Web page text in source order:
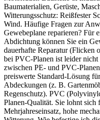
Baumaterialien, Gerüste,
Witterungsschutz: Reißfester
Wind. Häufige Fragen zur
Gewebeplane reparieren? Für
Abdichtung können Sie ein
dauerhafte Reparatur (Flicken
bei PVC-Planen ist leider
zwischen PE- und PVC-
preiswerte Standard-Lösung
Abdeckungen (z. B.
Regenschutz). PVC
Planen-Qualität. Sie lohnt sich
Mehrjahreseinsatz, hohe